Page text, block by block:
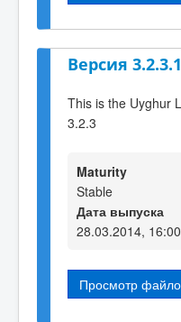
Версия 3.2.3.1
This is the Uyghur
3.2.3
Maturity
Stable
Дата выпуска
28.03.2014, 16:00
Просмотр